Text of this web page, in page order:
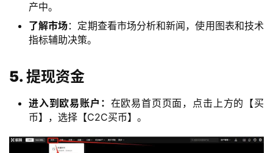
产中。
了解市场：定期查看市场分析和新闻，使用图表和技术
指标辅助决策。
5. 提现资金
进入到欧易账户： 在欧易首页页面，点击上方的【买
币】，选择【C2C买币】。